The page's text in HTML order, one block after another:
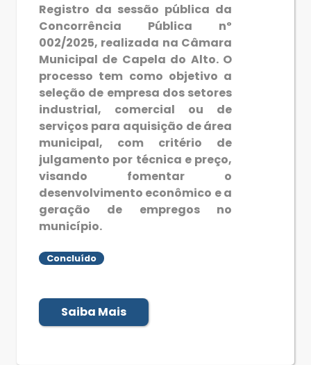
Registro da sessão pública da
Concorrência Pública nº
002/2025, realizada na Câmara
Municipal de Capela do Alto. O
processo tem como objetivo a
seleção de empresa dos setores
industrial, comercial ou de
serviços para aquisição de área
municipal, com critério de
julgamento por técnica e preço,
visando fomentar o
desenvolvimento econômico e a
geração de empregos no
município.
Concluído
Saiba Mais